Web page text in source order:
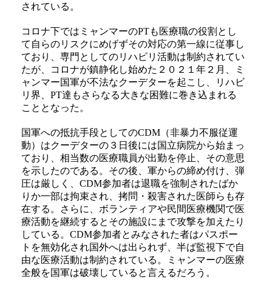
されている。
コロナ下ではミャンマーのPTも医療職の役割とし
て自らのリスクにめげずその対応の第一線に従事し
ており、専門としてのリハビリ活動は制約されてい
たが、コロナが鎮静化し始めた２０２１年２月、ミ
ャンマー国軍が不法なクーデターを起こし、リハビ
リ界、PT達もさらなる大きな困難に巻き込まれる
こととなった。
国軍への抵抗手段としてのCDM（非暴力不服従運
動）はクーデターの３日後には国立病院から始まっ
ており、相当数の医療職員が出勤を停止、その意思
を示したのである。その後、軍からの締め付け、弾
圧は厳しく、CDM参加者は退職を強制されたばか
りか一部は拘束され、拷問・殺害された医師らも存
在する。さらに、ボランティアや民間医療機関で医
療活動を継続するとその施設にまで攻撃を加えたり
している。CDM参加者とみなされた者はパスポー
トを無効化され国外へは出られず、半ば監視下で自
由な医療活動は制約されている。ミャンマーの医療
全般を国軍は破壊していると言えるだろう。